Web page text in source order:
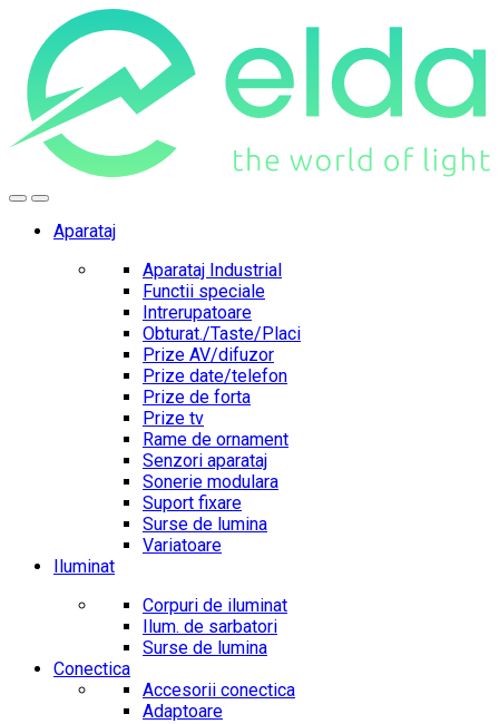
navigation
content
Aparataj
Aparataj Industrial
Functii speciale
Intrerupatoare
Obturat./Taste/Placi
Prize AV/difuzor
Prize date/telefon
Prize de forta
Prize tv
Rame de ornament
Senzori aparataj
Sonerie modulara
Suport fixare
Surse de lumina
Variatoare
Iluminat
Corpuri de iluminat
Ilum. de sarbatori
Surse de lumina
Conectica
Accesorii conectica
Adaptoare